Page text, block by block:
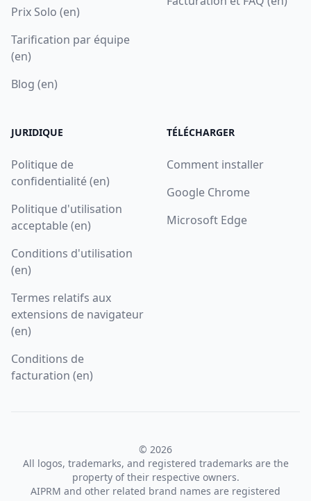
Prix Solo (en)
Tarification par équipe
(en)
Blog (en)
JURIDIQUE
Politique de
confidentialité (en)
Politique d'utilisation
acceptable (en)
Conditions d'utilisation
(en)
Termes relatifs aux
extensions de navigateur
(en)
Conditions de
facturation (en)
TÉLÉCHARGER
Comment installer
Google Chrome
Microsoft Edge
© 2026
All logos, trademarks, and registered trademarks are the
property of their respective owners.
AIPRM and other related brand names are registered